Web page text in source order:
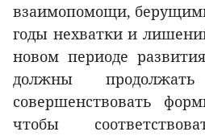
взаимопомощи,
годы нехватки и
новом периоде
должны
совершенствовать
чтобы